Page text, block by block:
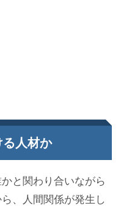
る人材か
と関わり合いながら
、人間関係が発生し